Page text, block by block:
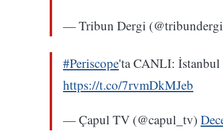
— Tribun Dergi
#Periscope'ta CANLI: İstanbul
https://t.co/7rvmDkMJeb
— Çapul TV (@capul_tv)